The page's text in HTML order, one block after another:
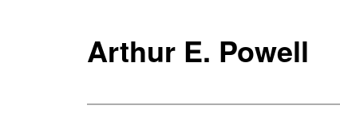
Arthur E. Powell